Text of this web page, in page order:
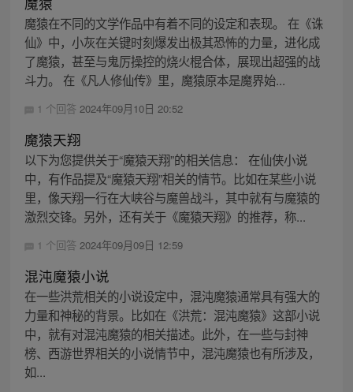
魔猿在不同的文学作品中有着不同的设定和表现。 在《诛
仙》中，小灰在关键时刻爆发出极其恐怖的力量，进化成
了魔猿，甚至与鬼厉操控的烧火棍合体，展现出超强的战
斗力。 在《凡人修仙传》里，魔猿原本是魔界始...
1 个回答 2024年09月10日 20:52
魔猿天翔
以下为您提供关于“魔猿天翔”的相关信息： 在仙侠小说
中，有作品提及“魔猿天翔”相关的情节。比如在某些小说
里，像天翔一行在大峡谷与魔兽战斗，其中就有与魔猿的
激烈交锋。另外，还有关于《魔猿天翔》的推荐，称...
1 个回答 2024年09月09日 12:59
混沌魔猿小说
在一些洪荒相关的小说设定中，混沌魔猿通常具有强大的
力量和神秘的背景。比如在《洪荒：混沌魔猿》这部小说
中，就有对混沌魔猿的相关描述。此外，在一些与封神
榜、西游世界相关的小说情节中，混沌魔猿也有所涉及，
如...